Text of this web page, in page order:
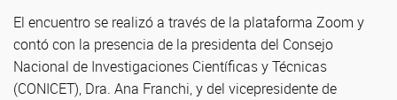
El encuentro se realizó a través de la plataforma Zoom y
contó con la presencia de la presidenta del Consejo
Nacional de Investigaciones Científicas y Técnicas
(CONICET), Dra. Ana Franchi, y del vicepresidente de